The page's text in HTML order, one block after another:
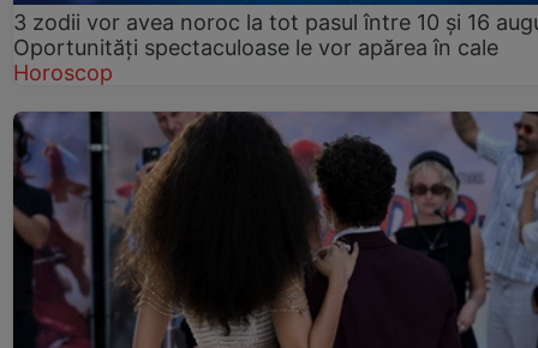
3 zodii vor avea noroc la tot pasul între 10 și 16
Oportunități spectaculoase le vor apărea în cale
Horoscop